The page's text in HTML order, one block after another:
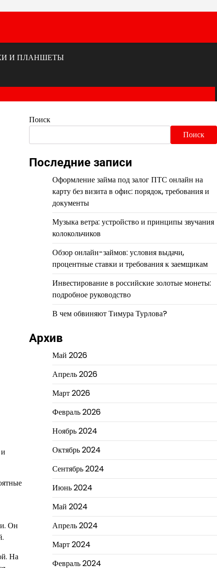
И ПЛАНШЕТЫ
Он
На
Поиск
Поиск
Последние записи
Оформление займа под залог ПТС онлайн на
карту без визита в офис: порядок, требования и
документы
Музыка ветра: устройство и принципы звучания
колокольчиков
Обзор онлайн-займов: условия выдачи,
процентные ставки и требования к заемщикам
Инвестирование в российские золотые монеты:
подробное руководство
В чем обвиняют Тимура Турлова?
Архив
Май 2026
Апрель 2026
Март 2026
Февраль 2026
Ноябрь 2024
Октябрь 2024
Сентябрь 2024
Июнь 2024
Май 2024
Апрель 2024
Март 2024
Февраль 2024